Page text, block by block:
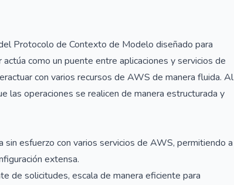
Protocolo de Contexto de Modelo diseñado para
como un puente entre aplicaciones y servicios de
con varios recursos de AWS de manera fluida. Al
las operaciones se realicen de manera estructurada y
esfuerzo con varios servicios de AWS, permitiendo a
extensa.
de solicitudes, escala de manera eficiente para